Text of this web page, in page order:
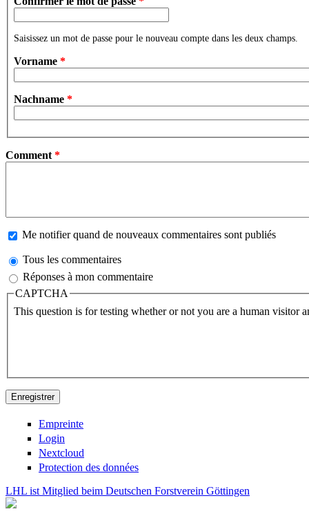
Saisissez un mot de passe pour le nouveau compte dans les deux champs.
Vorname *
Nachname *
Comment *
Me notifier quand de nouveaux commentaires sont publiés
Tous les commentaires
Réponses à mon commentaire
CAPTCHA
This question is for testing whether or not you are a human visitor
Empreinte
Login
Nextcloud
Protection des données
LHL ist Mitglied beim Deutschen Forstverein Göttingen